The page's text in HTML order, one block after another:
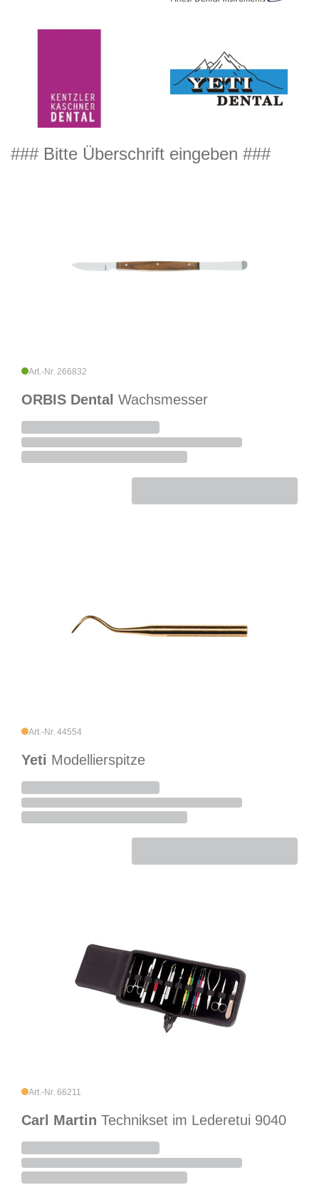
### Bitte Überschrift eingeben ###
Art.-Nr. 266832
ORBIS Dental Wachsmesser
Art.-Nr. 44554
Yeti Modellierspitze
Art.-Nr. 66211
Carl Martin Technikset im Lederetui 9040